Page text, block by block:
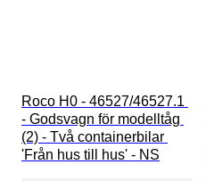
Roco H0 - 46527/46527.1
- Godsvagn för modelltåg
(2) - Två containerbilar
'Från hus till hus' - NS